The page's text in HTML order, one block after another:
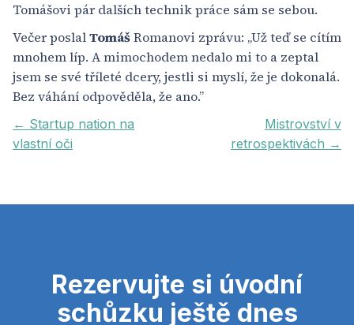
Tomášovi pár dalších technik práce sám se sebou.
Večer poslalTomášRomanovi zprávu: „Už teď se cítím
mnohem líp. A mimochodem nedalo mi to a zeptal
jsem se své tříleté dcery, jestli si myslí, že je dokonalá.
Bez váhání odpověděla, že ano.”
← Startup nation na
vlastní oči
Mistrovství v
retrospektivách →
Rezervujte si úvodní
schůzku ještě dnes